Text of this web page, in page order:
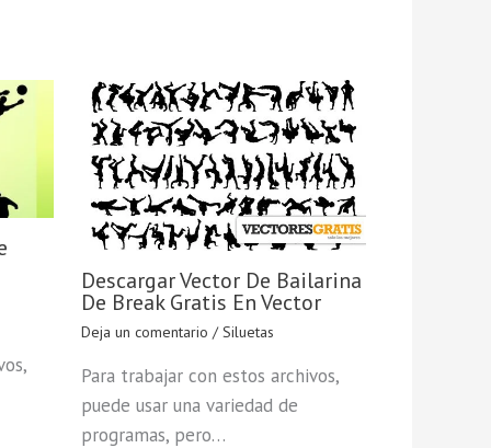
Descargar Vector De Bailarina
De Break Gratis En Vector
Deja un comentario /Siluetas
Para trabajar con estos archivos,
puede usar una variedad de
programas, pero…